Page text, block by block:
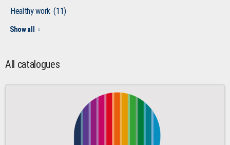
Healthy work (11)
Show all
All catalogues